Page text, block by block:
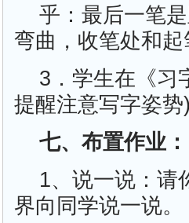
乎：最后一笔
弯曲，收笔处和
3．学生在《习
提醒注意写字姿势)
七、布置作业：
1、说一说：请
界向同学说一说。